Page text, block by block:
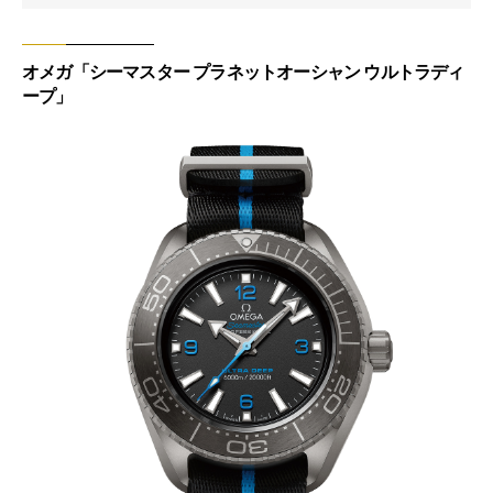
オメガ「シーマスター プラネットオーシャン ウルトラディ
ープ」